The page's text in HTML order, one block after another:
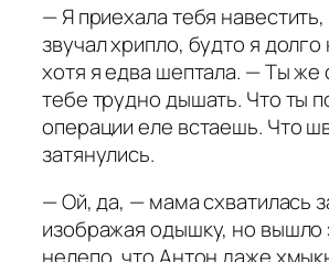
— Я приехала тебя
звучал хрипло, будто я долго
хотя я едва шептала. — Ты же
тебе трудно дышать. Что ты
операции еле встаешь. Что
затянулись.
— Ой, да, — мама схватилась
изображая одышку, но вышло